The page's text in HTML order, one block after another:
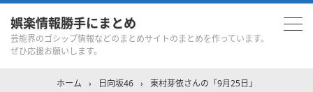
娯楽情報勝手にまとめ
芸能界のゴシップ情報などのまとめサイトのまとめを作っています。
ぜひ応援お願いします。
ホーム › 日向坂46 › 東村芽依さんの「9月25日」